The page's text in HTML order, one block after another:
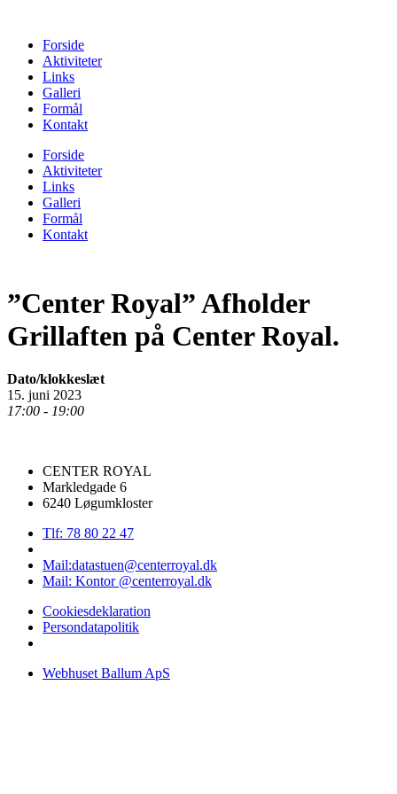
Forside
Aktiviteter
Links
Galleri
Formål
Kontakt
Forside
Aktiviteter
Links
Galleri
Formål
Kontakt
”Center Royal” Afholder
Grillaften på Center Royal.
Dato/klokkeslæt
15. juni 2023
17:00 - 19:00
CENTER ROYAL
Markledgade 6
6240 Løgumkloster
Tlf: 78 80 22 47
Mail:datastuen@centerroyal.dk
Mail: Kontor @centerroyal.dk
Cookiesdeklaration
Persondatapolitik
Webhuset Ballum ApS